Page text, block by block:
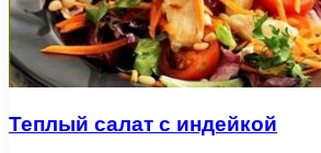
Теплый салат с индейкой